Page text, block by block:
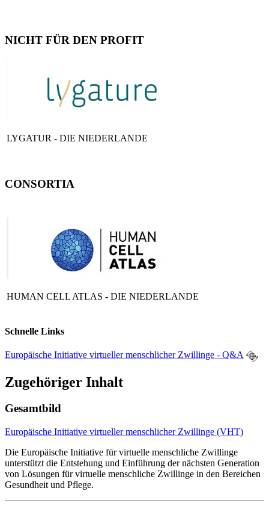
NICHT FÜR DEN PROFIT
LYGATUR - DIE NIEDERLANDE
CONSORTIA
HUMAN CELL ATLAS - DIE NIEDERLANDE
Schnelle Links
Europäische Initiative virtueller menschlicher Zwillinge - Q&A
Zugehöriger Inhalt
Gesamtbild
Europäische Initiative virtueller menschlicher Zwillinge (VHT)
Die Europäische Initiative für virtuelle menschliche Zwillinge
unterstützt die Entstehung und Einführung der nächsten Generation
von Lösungen für virtuelle menschliche Zwillinge in den Bereichen
Gesundheit und Pflege.